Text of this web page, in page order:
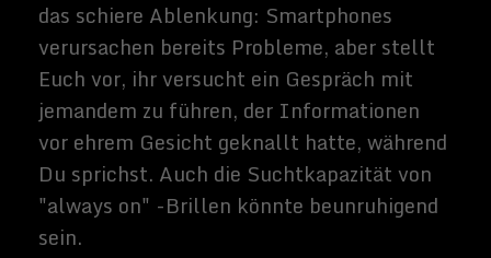
betrachten, könnte sich allmählich in die
virtuelle Welt verlagern. Eine solche
Veränderung hat das Potenzial, das Leben
für diejenigen, die es durchleben, völlig neu
zu gestalten. VR-Nutzer könnten sich
denkbar eigene Online-Erscheinungen
entwerfen (welches Alter, Geschlecht oder
Tier möchten Sie sehen?), die normalen
Gesetze der Physik brechen, teleportieren,
gegen körperliche Schäden immun sein
oder neue - wenn auch digitale - Waren